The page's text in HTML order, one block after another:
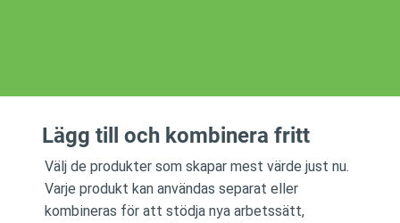
Lägg till och kombinera fritt
Välj de produkter som skapar mest värde just nu.
Varje produkt kan användas separat eller
kombineras för att stödja nya arbetssätt,